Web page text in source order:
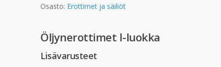
Osasto: Erottimet ja säiliöt
Öljynerottimet I-luokka
Lisävarusteet